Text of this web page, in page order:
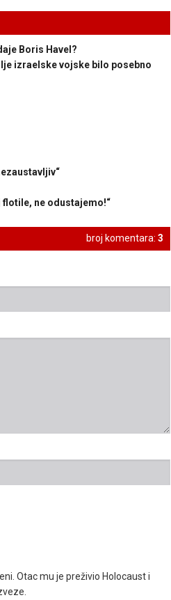
Boris Havel?
izraelske vojske bilo posebno
flotile, ne odustajemo!“
broj komentara: 3
Otac mu je preživio Holocaust i